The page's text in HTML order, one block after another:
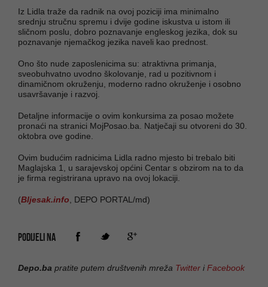
Iz Lidla traže da radnik na ovoj poziciji ima minimalno
srednju stručnu spremu i dvije godine iskustva u istom ili
sličnom poslu, dobro poznavanje engleskog jezika, dok su
poznavanje njemačkog jezika naveli kao prednost.
Ono što nude zaposlenicima su: atraktivna primanja,
sveobuhvatno uvodno školovanje, rad u pozitivnom i
dinamičnom okruženju, moderno radno okruženje i osobno
usavršavanje i razvoj.
Detaljne informacije o ovim konkursima za posao možete
pronaći na stranici MojPosao.ba. Natječaji su otvoreni do 30.
oktobra ove godine.
Ovim budućim radnicima Lidla radno mjesto bi trebalo biti
Maglajska 1, u sarajevskoj općini Centar s obzirom na to da
je firma registrirana upravo na ovoj lokaciji.
(Bljesak.info , DEPO PORTAL/md)
PODIJELI NA
Depo.ba pratite putem društvenih mreža Twitter iFacebook